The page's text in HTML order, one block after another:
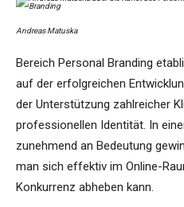
Andreas Matuska
Bereich Personal Branding
auf der erfolgreichen
der Unterstützung zahlreicher
professionellen Identität. In
zunehmend an Bedeutung
man sich effektiv im Online-
Konkurrenz abheben kann.